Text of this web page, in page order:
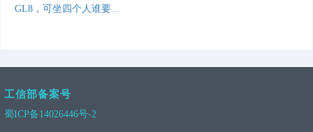
GL8，可坐四个人谁要...
工信部备案号
蜀ICP备14026446号-2